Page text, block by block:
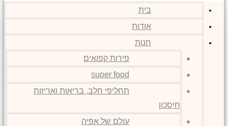
בית
אודות
חנות
פירות קפואים
super food
תחליפי חלב, בריאות ואריזות
חיסכון
עולם של אפיה